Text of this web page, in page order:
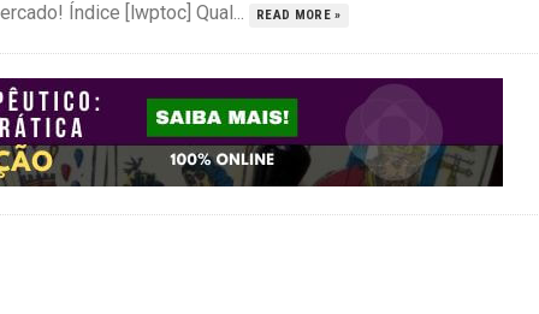
Índice [lwptoc] Qual...
READ MORE »